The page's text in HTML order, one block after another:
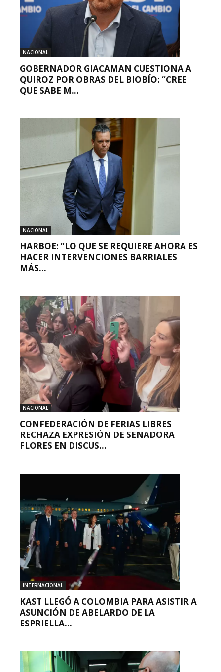
NACIONAL
GOBERNADOR GIACAMAN CUESTIONA A
QUIROZ POR OBRAS DEL BIOBÍO: “CREE
QUE SABE M...
NACIONAL
HARBOE: “LO QUE SE REQUIERE AHORA ES
HACER INTERVENCIONES BARRIALES
MÁS...
NACIONAL
CONFEDERACIÓN DE FERIAS LIBRES
RECHAZA EXPRESIÓN DE SENADORA
FLORES EN DISCUS...
INTERNACIONAL
KAST LLEGÓ A COLOMBIA PARA ASISTIR A
ASUNCIÓN DE ABELARDO DE LA
ESPRIELLA...